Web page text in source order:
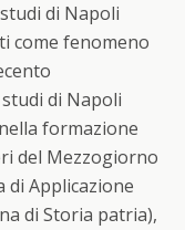
di Napoli
come fenomeno
di Napoli
formazione
del Mezzogiorno
di Applicazione
di Storia patria),